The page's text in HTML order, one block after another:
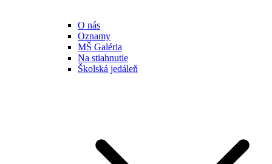
O nás
Oznamy
MŠ Galéria
Na stiahnutie
Školská jedáleň